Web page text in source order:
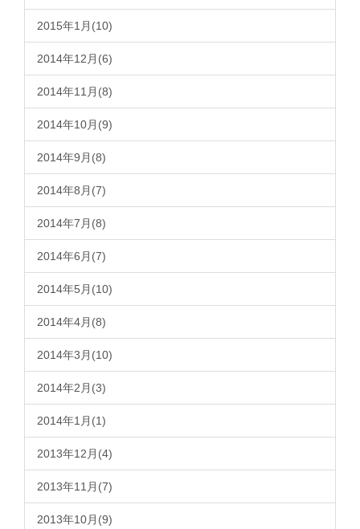
2015年1月(10)
2014年12月(6)
2014年11月(8)
2014年10月(9)
2014年9月(8)
2014年8月(7)
2014年7月(8)
2014年6月(7)
2014年5月(10)
2014年4月(8)
2014年3月(10)
2014年2月(3)
2014年1月(1)
2013年12月(4)
2013年11月(7)
2013年10月(9)